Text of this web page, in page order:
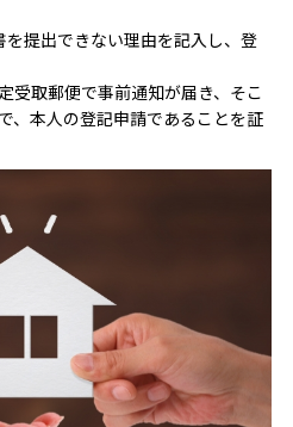
提出できない理由を記入し、登
受取郵便で事前通知が届き、そこ
、本人の登記申請であることを証